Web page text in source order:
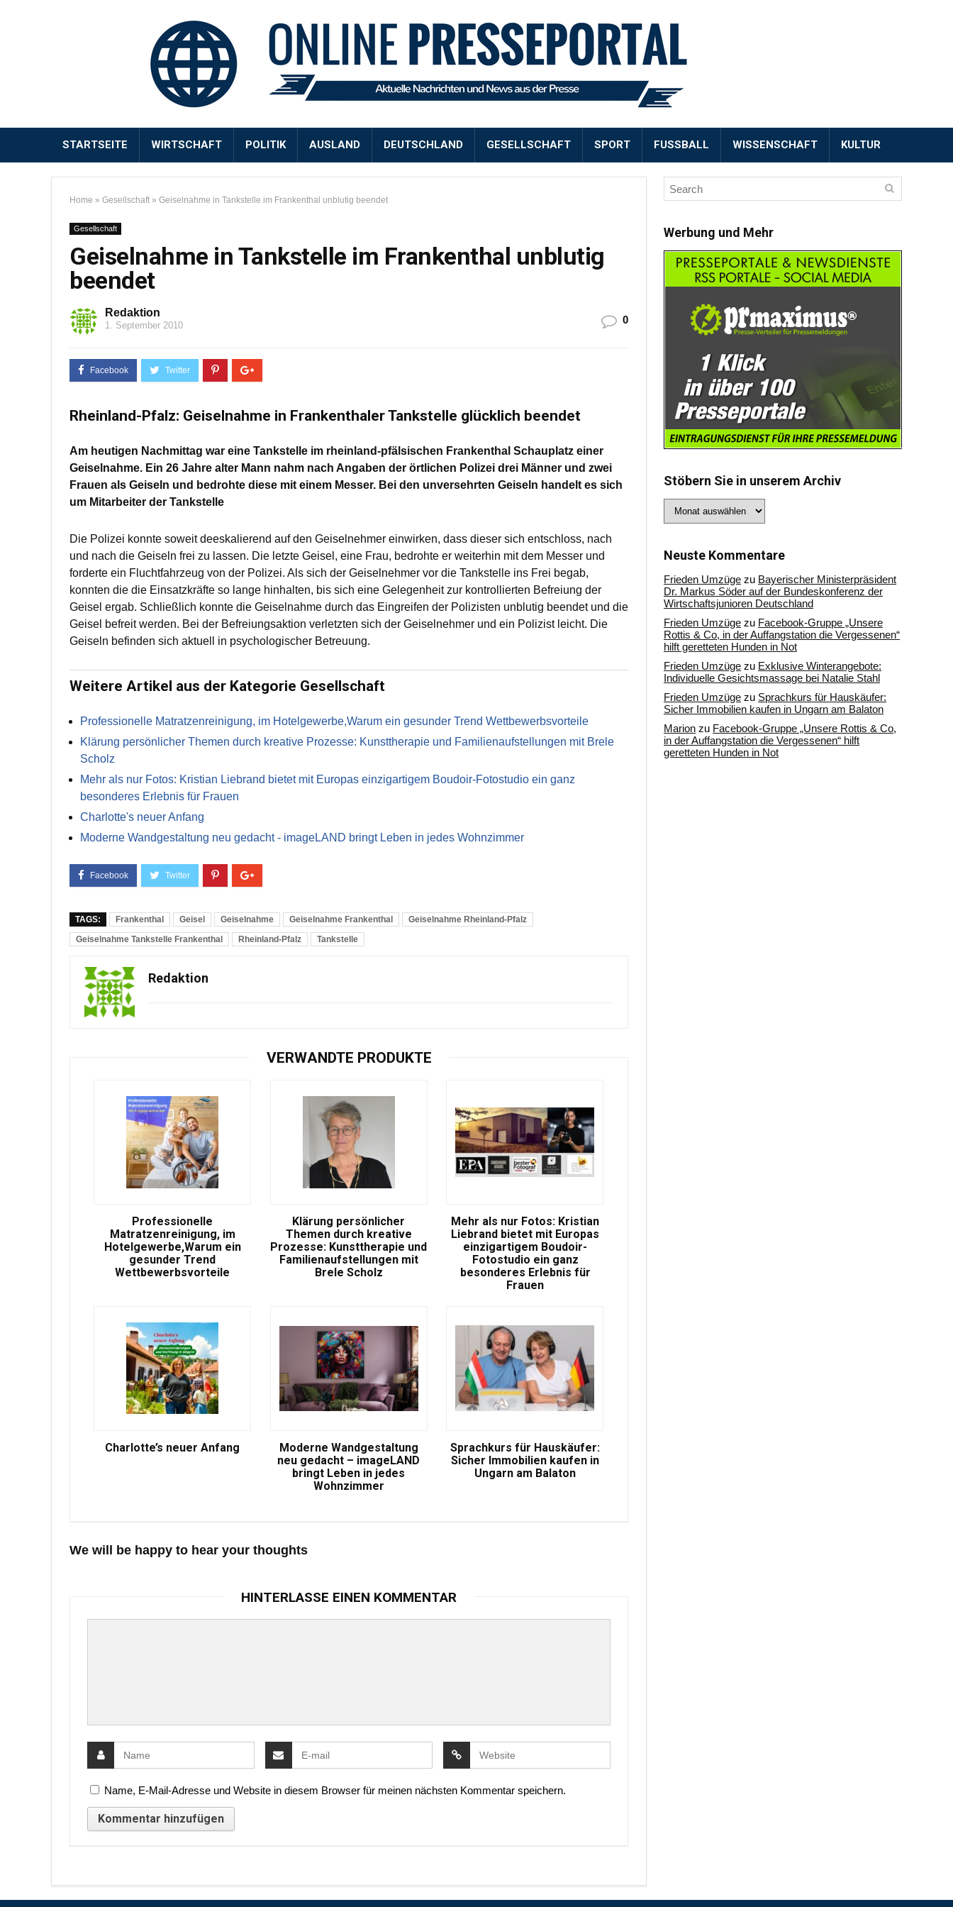
STARTSEITE WIRTSCHAFT POLITIK AUSLAND DEUTSCHLAND GESELLSCHAFT SPORT FUSSBALL WISSENSCHAFT KULTUR
Home » Gesellschaft » Geiselnahme in Tankstelle im Frankenthal unblutig beendet
Gesellschaft
Geiselnahme in Tankstelle im Frankenthal unblutig
beendet
Redaktion
1. September 2010 0
Rheinland-Pfalz: Geiselnahme in Frankenthaler Tankstelle glücklich beendet
Am heutigen Nachmittag war eine Tankstelle im rheinland-pfälsischen Frankenthal Schauplatz einer
Geiselnahme. Ein 26 Jahre alter Mann nahm nach Angaben der örtlichen Polizei drei Männer und zwei
Frauen als Geiseln und bedrohte diese mit einem Messer. Bei den unversehrten Geiseln handelt es sich
um Mitarbeiter der Tankstelle
Die Polizei konnte soweit deeskalierend auf den Geiselnehmer einwirken, dass dieser sich entschloss, nach
und nach die Geiseln frei zu lassen. Die letzte Geisel, eine Frau, bedrohte er weiterhin mit dem Messer und
forderte ein Fluchtfahrzeug von der Polizei. Als sich der Geiselnehmer vor die Tankstelle ins Frei begab,
konnten die die Einsatzkräfte so lange hinhalten, bis sich eine Gelegenheit zur kontrollierten Befreiung der
Geisel ergab. Schließlich konnte die Geiselnahme durch das Eingreifen der Polizisten unblutig beendet und die
Geisel befreit werden. Bei der Befreiungsaktion verletzten sich der Geiselnehmer und ein Polizist leicht. Die
Geiseln befinden sich aktuell in psychologischer Betreuung.
Weitere Artikel aus der Kategorie Gesellschaft
Professionelle Matratzenreinigung, im Hotelgewerbe,Warum ein gesunder Trend Wettbewerbsvorteile
Klärung persönlicher Themen durch kreative Prozesse: Kunsttherapie und Familienaufstellungen mit Brele
Scholz
Mehr als nur Fotos: Kristian Liebrand bietet mit Europas einzigartigem Boudoir-Fotostudio ein ganz
besonderes Erlebnis für Frauen
Charlotte's neuer Anfang
Moderne Wandgestaltung neu gedacht - imageLAND bringt Leben in jedes Wohnzimmer
TAGS: Frankenthal Geisel Geiselnahme Geiselnahme Frankenthal
Geiselnahme Rheinland-Pfalz
Geiselnahme Tankstelle Frankenthal
Rheinland-Pfalz Tankstelle
Redaktion
VERWANDTE PRODUKTE
Professionelle
Matratzenreinigung, im
Hotelgewerbe,Warum ein
gesunder Trend
Wettbewerbsvorteile
Klärung persönlicher
Themen durch kreative
Prozesse: Kunsttherapie und
Familienaufstellungen mit
Brele Scholz
Mehr als nur Fotos: Kristian
Liebrand bietet mit Europas
einzigartigem Boudoir-
Fotostudio ein ganz
besonderes Erlebnis für
Frauen
Charlotte’s neuer Anfang
Moderne Wandgestaltung
neu gedacht – imageLAND
bringt Leben in jedes
Wohnzimmer
Sprachkurs für Hauskäufer:
Sicher Immobilien kaufen in
Ungarn am Balaton
We will be happy to hear your thoughts
HINTERLASSE EINEN KOMMENTAR
Name, E-Mail-Adresse und Website in diesem Browser für meinen nächsten Kommentar speichern.
Werbung und Mehr
Stöbern Sie in unserem Archiv
Sie
Archiv
Neuste Kommentare
Frieden Umzüge zu Bayerischer Ministerpräsident
Dr. Markus Söder auf der Bundeskonferenz der
Wirtschaftsjunioren Deutschland
Frieden Umzüge zu Facebook-Gruppe „Unsere
Rottis & Co, in der Auffangstation die Vergessenen“
hilft geretteten Hunden in Not
Frieden Umzüge zu Exklusive Winterangebote:
Individuelle Gesichtsmassage bei Natalie Stahl
Frieden Umzüge zu Sprachkurs für Hauskäufer:
Sicher Immobilien kaufen in Ungarn am Balaton
Marion zu Facebook-Gruppe „Unsere Rottis & Co,
in der Auffangstation die Vergessenen“ hilft
geretteten Hunden in Not